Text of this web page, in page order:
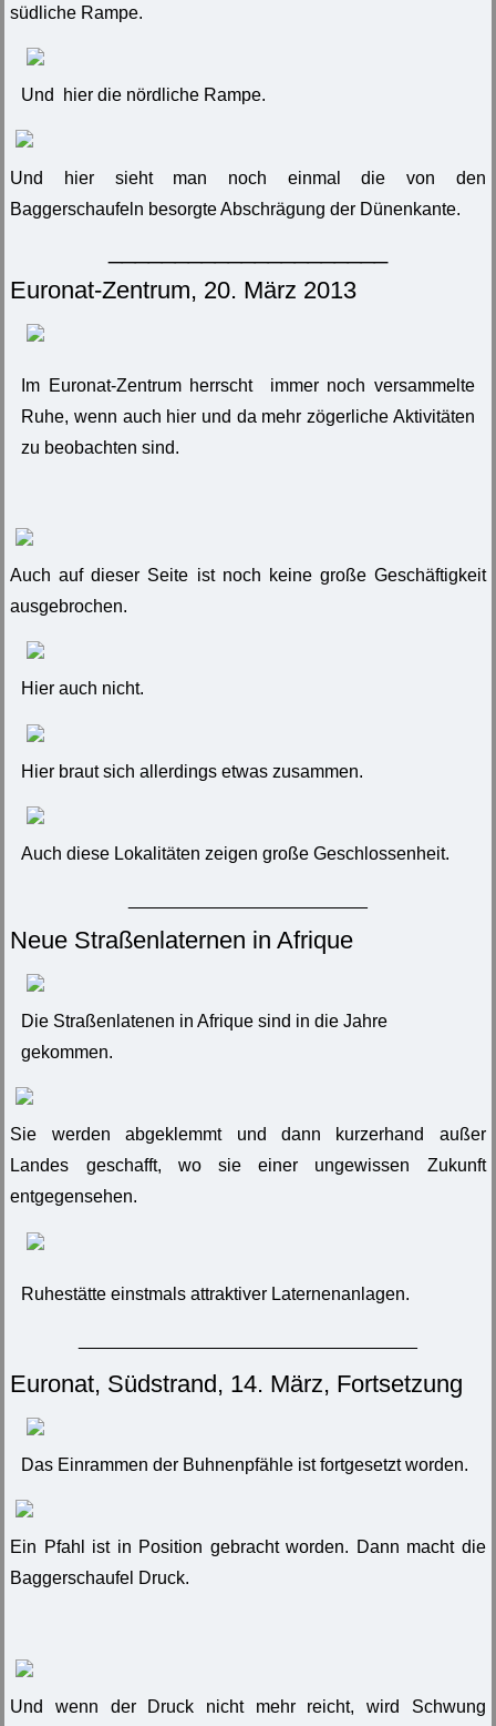
südliche Rampe.
Und hier die nördliche Rampe.
Und hier sieht man noch einmal die von den
Baggerschaufeln besorgte Abschrägung der Dünenkante.
Euronat-Zentrum, 20. März 2013
Im Euronat-Zentrum herrscht immer noch versammelte
Ruhe, wenn auch hier und da mehr zögerliche Aktivitäten
zu beobachten sind.
Auch auf dieser Seite ist noch keine große Geschäftigkeit
ausgebrochen.
Hier auch nicht.
Hier braut sich allerdings etwas zusammen.
Auch diese Lokalitäten zeigen große Geschlossenheit.
Neue Straßenlaternen in Afrique
Die Straßenlatenen in Afrique sind in die Jahre
gekommen.
Sie werden abgeklemmt und dann kurzerhand außer
Landes geschafft, wo sie einer ungewissen Zukunft
entgegensehen.
Ruhestätte einstmals attraktiver Laternenanlagen.
Euronat, Südstrand, 14. März, Fortsetzung
Das Einrammen der Buhnenpfähle ist fortgesetzt worden.
Ein Pfahl ist in Position gebracht worden. Dann macht die
Baggerschaufel Druck.
Und wenn der Druck nicht mehr reicht, wird Schwung